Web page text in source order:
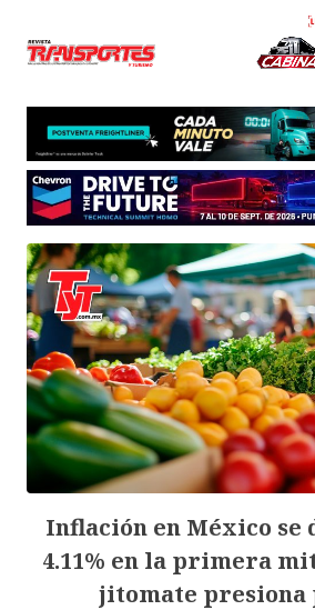
Inflación en México se
4.11% en la primera
jitomate presiona